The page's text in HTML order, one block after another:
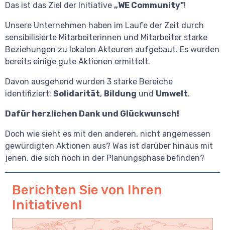
Das ist das Ziel der Initiative „WE Community"!
Unsere Unternehmen haben im Laufe der Zeit durch
sensibilisierte Mitarbeiterinnen und Mitarbeiter starke
Beziehungen zu lokalen Akteuren aufgebaut. Es wurden
bereits einige gute Aktionen ermittelt.
Davon ausgehend wurden 3 starke Bereiche
identifiziert: Solidarität, Bildung und Umwelt.
Dafür herzlichen Dank und Glückwunsch!
Doch wie sieht es mit den anderen, nicht angemessen
gewürdigten Aktionen aus? Was ist darüber hinaus mit
jenen, die sich noch in der Planungsphase befinden?
Berichten Sie von Ihren
Initiativen!